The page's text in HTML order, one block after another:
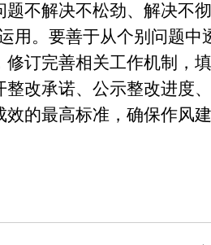
题不解决不松劲、解决不
用。要善于从个别问题
修订完善相关工作机制，
整改承诺、公示整改进度
效的最高标准，确保作风